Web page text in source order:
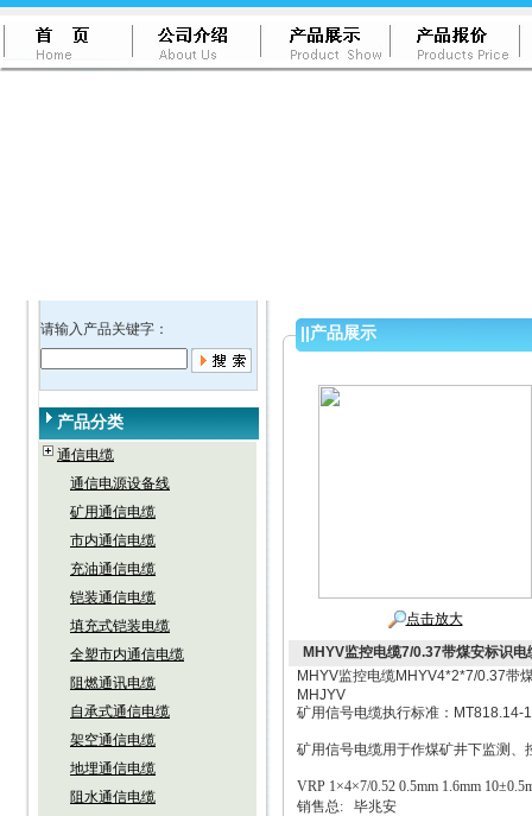
请输入产品关键字：
产品分类
通信电缆
通信电源设备线
矿用通信电缆
市内通信电缆
充油通信电缆
铠装通信电缆
填充式铠装电缆
全塑市内通信电缆
阻燃通讯电缆
自承式通信电缆
架空通信电缆
地埋通信电缆
阻水通信电缆
||产品展示
点击放大
MHYV监控电缆7/0.37带煤安标识电
MHYV监控电缆MHYV4*2*7/0.37带
MHJYV
矿用信号电缆执行标准：MT818.14-
矿用信号电缆用于作煤矿井下监测、
VRP 1×4×7/0.52 0.5mm 1.6mm
销售总: 毕兆安